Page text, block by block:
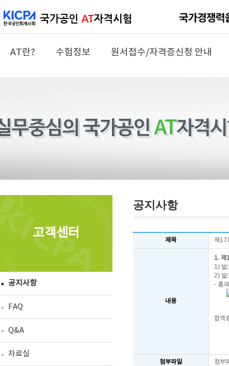
AT란? 수험정보 원서접수/자격증신청 안내
고객센터
공지사항
FAQ
Q&A
자료실
공지사항
제목 제17
내용
1. 제
1)
2) 발
- 홈
합격
첨부파일 첨부